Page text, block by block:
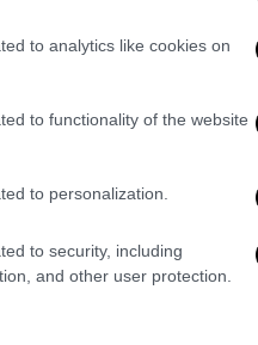
to analytics like cookies on
to functionality of the website
to personalization.
to security, including
and other user protection.
αρνείται
όμως το νέο
των